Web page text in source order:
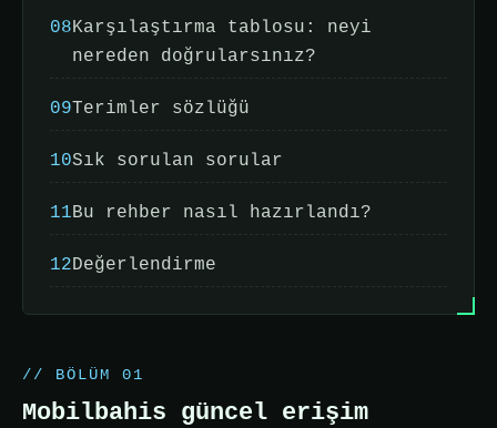
08Karşılaştırma tablosu: neyi
nereden doğrularsınız?
09Terimler sözlüğü
10Sık sorulan sorular
11Bu rehber nasıl hazırlandı?
12Değerlendirme
// BÖLÜM 01
Mobilbahis güncel erişim